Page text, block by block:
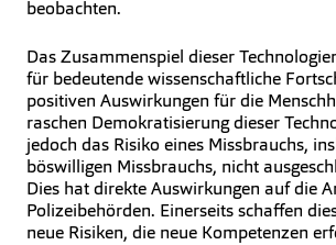
beobachten.
Das Zusammenspiel dieser
für bedeutende wissenschaftliche
positiven Auswirkungen für die
raschen Demokratisierung dieser
jedoch das Risiko eines Missbrauchs,
böswilligen Missbrauchs, nicht
Dies hat direkte Auswirkungen auf die
Polizeibehörden. Einerseits schaffen
neue Risiken, die neue Kompetenzen